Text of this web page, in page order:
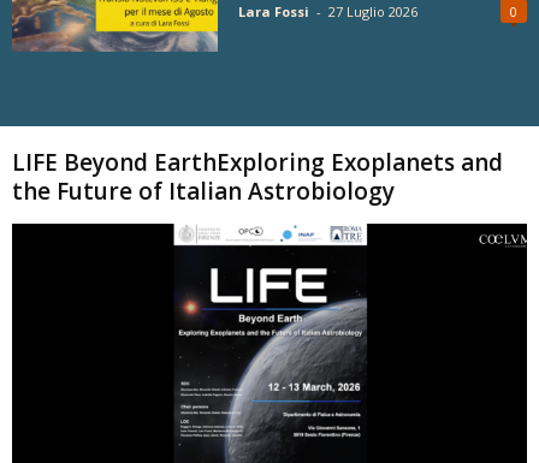
Lara Fossi - 27 Luglio 2026 0
LIFE Beyond EarthExploring Exoplanets and
the Future of Italian Astrobiology